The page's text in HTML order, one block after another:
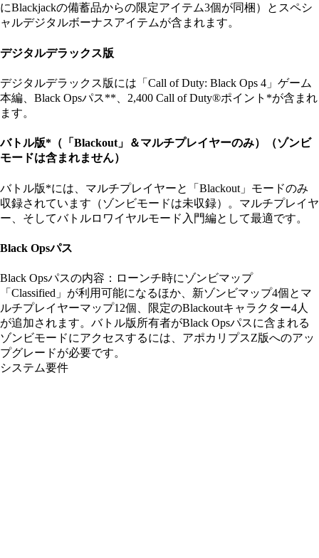
にBlackjackの備蓄品からの限定アイテム3個が同梱）とスペシ
ャルデジタルボーナスアイテムが含まれます。
デジタルデラックス版
デジタルデラックス版には「Call of Duty: Black Ops 4」ゲーム
本編、Black Opsパス**、2,400 Call of Duty®ポイント*が含まれ
ます。
バトル版*（「Blackout」＆マルチプレイヤーのみ）（ゾンビ
モードは含まれません）
バトル版*には、マルチプレイヤーと「Blackout」モードのみ
収録されています（ゾンビモードは未収録）。マルチプレイヤ
ー、そしてバトルロワイヤルモード入門編として最適です。
Black Opsパス
Black Opsパスの内容：ローンチ時にゾンビマップ
「Classified」が利用可能になるほか、新ゾンビマップ4個とマ
ルチプレイヤーマップ12個、限定のBlackoutキャラクター4人
が追加されます。バトル版所有者がBlack Opsパスに含まれる
ゾンビモードにアクセスするには、アポカリプスZ版へのアッ
プグレードが必要です。
システム要件